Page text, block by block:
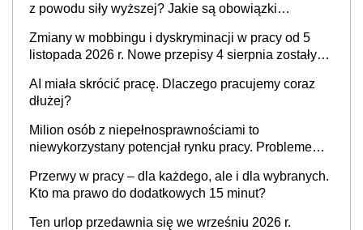
z powodu siły wyższej? Jakie są obowiązki
Zmiany w mobbingu i dyskryminacji w pracy od 5
listopada 2026 r. Nowe przepisy 4 sierpnia zostały
AI miała skrócić pracę. Dlaczego pracujemy coraz
dłużej?
Milion osób z niepełnosprawnościami to
niewykorzystany potencjał rynku pracy. Problemem
refundacji, ale bariery po stronie systemu i
świadomości pracodawców [WYWIAD]
Przerwy w pracy – dla każdego, ale i dla wybranych.
Kto ma prawo do dodatkowych 15 minut?
Ten urlop przedawnia się we wrześniu 2026 r.